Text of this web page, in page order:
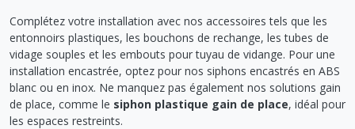
Complétez votre installation avec nos accessoires tels que les
entonnoirs plastiques, les bouchons de rechange, les tubes de
vidage souples et les embouts pour tuyau de vidange. Pour une
installation encastrée, optez pour nos siphons encastrés en ABS
blanc ou en inox. Ne manquez pas également nos solutions gain
de place, comme le siphon plastique gain de place, idéal pour
les espaces restreints.